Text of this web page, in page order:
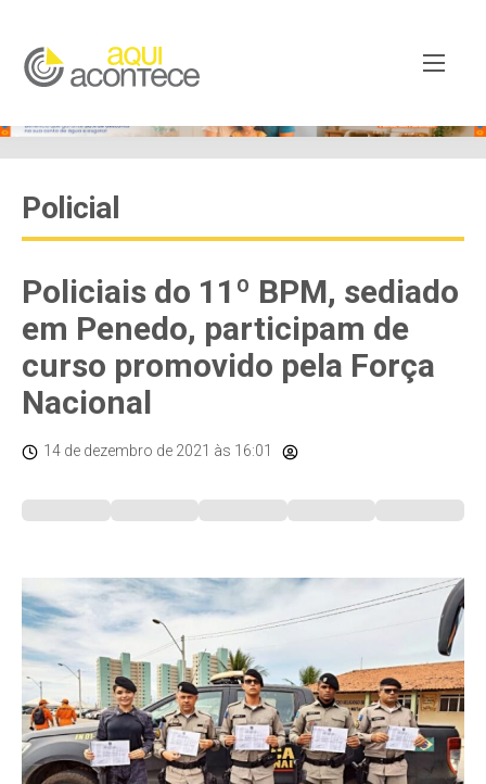
Policial
Policiais do 11º BPM, sediado
em Penedo, participam de
curso promovido pela Força
Nacional
14 de dezembro de 2021 às 16:01